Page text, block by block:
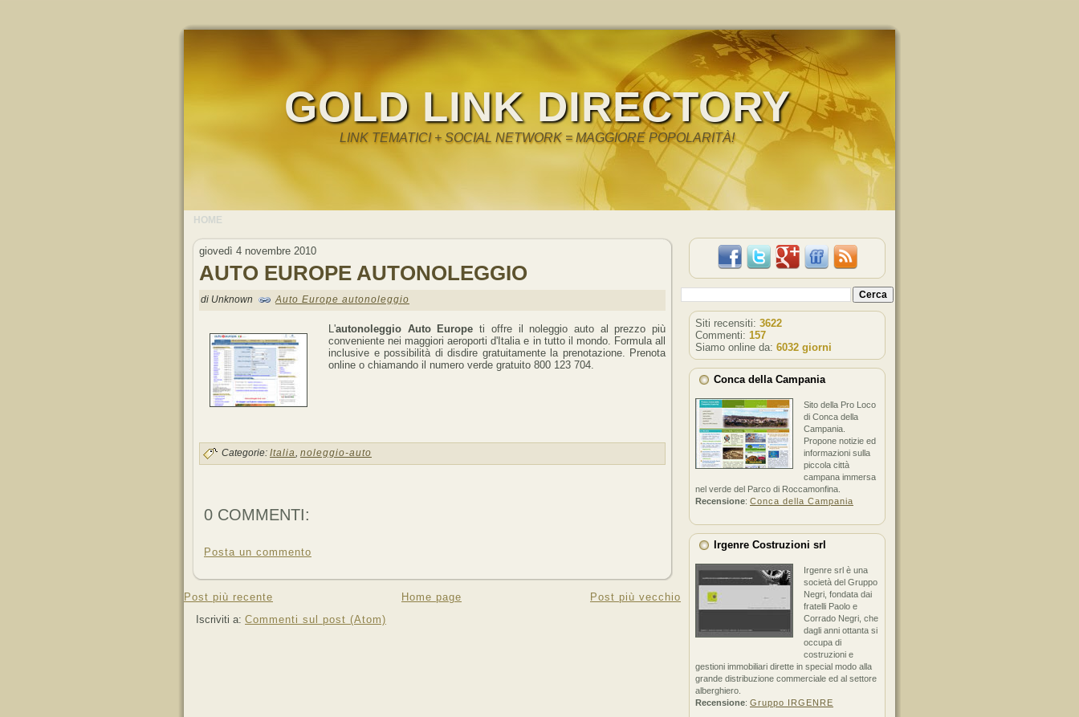
GOLD LINK DIRECTORY
LINK TEMATICI + SOCIAL NETWORK = MAGGIORE POPOLARITÀ!
HOME
giovedì 4 novembre 2010
AUTO EUROPE AUTONOLEGGIO
di Unknown Auto Europe autonoleggio
L'autonoleggio Auto Europe ti offre il noleggio auto al prezzo più
conveniente nei maggiori aeroporti d'Italia e in tutto il mondo. Formula all
inclusive e possibilità di disdire gratuitamente la prenotazione. Prenota
online o chiamando il numero verde gratuito 800 123 704.
Categorie: Italia, noleggio-auto
0 COMMENTI:
Posta un commento
Post più recente Post più vecchio
Home page
Iscriviti a: Commenti sul post (Atom)
Siti recensiti: 3622
Commenti: 157
Siamo online da: 6032 giorni
Conca della Campania
Sito della Pro Loco
di Conca della
Campania.
Propone notizie ed
informazioni sulla
piccola città
campana immersa
nel verde del Parco di Roccamonfina.
Recensione: Conca della Campania
Irgenre Costruzioni srl
Irgenre srl è una
società del Gruppo
Negri, fondata dai
fratelli Paolo e
Corrado Negri, che
dagli anni ottanta si
occupa di
costruzioni e
gestioni immobiliari dirette in special modo alla
grande distribuzione commerciale ed al settore
alberghiero.
Recensione: Gruppo IRGENRE